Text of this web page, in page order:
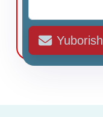
Yuborish